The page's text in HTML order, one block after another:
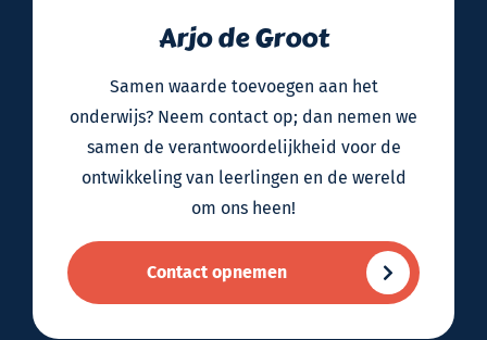
Arjo de Groot
Samen waarde toevoegen aan het
onderwijs? Neem contact op; dan nemen we
samen de verantwoordelijkheid voor de
ontwikkeling van leerlingen en de wereld
om ons heen!
Contact opnemen